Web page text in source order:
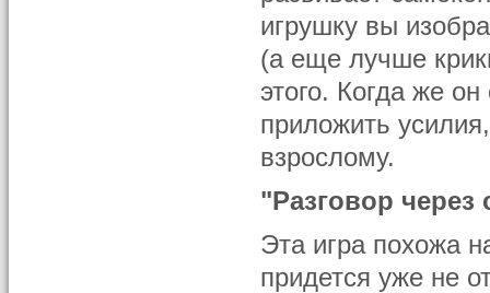
игрушку вы
(а еще лучше
этого. Когда же
приложить
взрослому.
"Разговор через
Эта игра похожа
придется уже не